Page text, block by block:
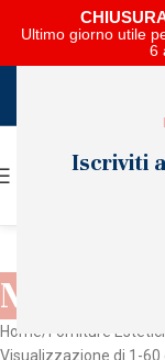
Iscriviti
Ultimo giorno utile
6
Home Forniture
Visualizzazione di 1-60